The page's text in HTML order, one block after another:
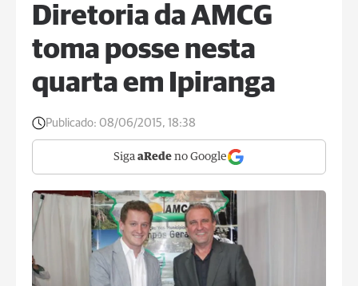
Diretoria da AMCG
toma posse nesta
quarta em Ipiranga
Publicado: 08/06/2015, 18:38
Siga aRede no Google